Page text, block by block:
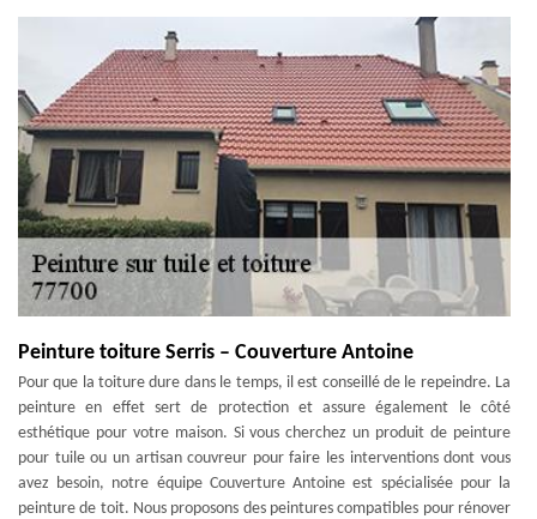
Peinture toiture Serris – Couverture Antoine
Pour que la toiture dure dans le temps, il est conseillé de le repeindre. La
peinture en effet sert de protection et assure également le côté
esthétique pour votre maison. Si vous cherchez un produit de peinture
pour tuile ou un artisan couvreur pour faire les interventions dont vous
avez besoin, notre équipe Couverture Antoine est spécialisée pour la
peinture de toit. Nous proposons des peintures compatibles pour rénover